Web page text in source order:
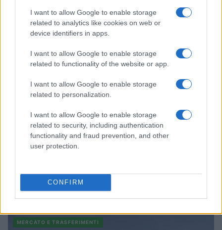
I want to allow Google to enable storage
related to analytics like cookies on web or
device identifiers in apps.
I want to allow Google to enable storage
related to functionality of the website or app.
I want to allow Google to enable storage
related to personalization.
I want to allow Google to enable storage
related to security, including authentication
functionality and fraud prevention, and other
user protection.
CONFIRM
Continua a leggere
Calciomercato Atalanta: l’offerta per Kristensen e gli altri
obiettivi
Francesca Lombardi · 8 Ago 2026
MERCATO E TRASFERIMENTI